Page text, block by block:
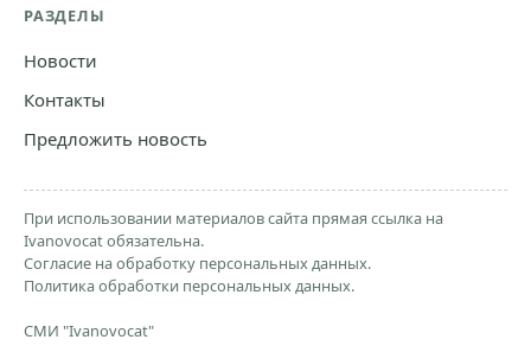
РАЗДЕЛЫ
Новости
Контакты
Предложить новость
При использовании материалов сайта прямая ссылка на
Ivanovocat обязательна.
Согласие на обработку персональных данных.
Политика обработки персональных данных.
СМИ "Ivanovocat"